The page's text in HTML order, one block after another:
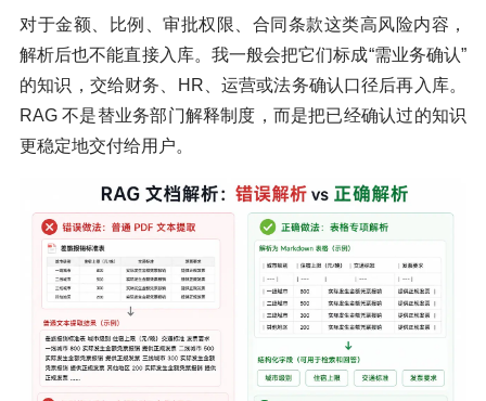
对于金额、比例、审批权限、合同条款这类高风险内容，
解析后也不能直接入库。我一般会把它们标成“需业务确认”
的知识，交给财务、HR、运营或法务确认口径后再入库。
RAG 不是替业务部门解释制度，而是把已经确认过的知识
更稳定地交付给用户。